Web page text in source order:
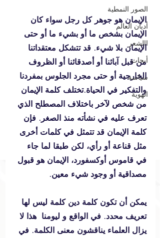
الصور النمطية
أديان العالم
االشعر
أبحاث
سياسة
الهوية
الإيمان هو جوهر كل رجل سواء كان
الإيمان بشخص ما أو بشيء ما أو حتى
الإيمان بلا شيء. قد تتشكل معتقداتنا
من قبل آبائنا أو أصدقائنا أو الظروف
الخارجية أو حتى مجرد الجلوس بمفردنا
والتفكير في الحياة.تختلف كلمة الإيمان
من شخص لآخر باختلاف المصطلح الذي
تعرف عليه في نشأته منذ الصغر. فإن
كلمة الإيمان قد تتمثل في كلمات أخرى
مثل قناعة أو رأي، لكن طبقا لما جاء
في قاموس أوكسفورد، الإيمان هو قبول
مصداقية أو وجود شيء معين.
يمكن أن تكون كلمة دين كلمة ليس لها
تعريف محدد. في الواقع و ليومنا  هذا لا
يزال العلماء يناقشون معنى الكلمة. في